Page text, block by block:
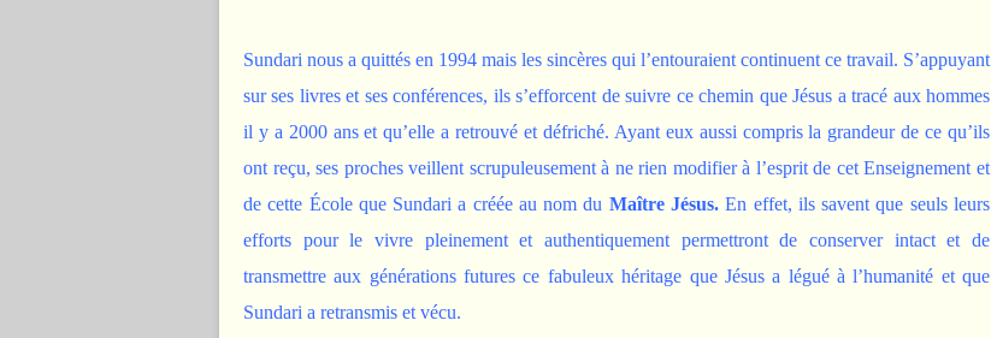
Sundari nous a quittés en 1994 mais les sincères qui l’entouraient continuent ce travail. S’appuyant
sur ses livres et ses conférences, ils s’efforcent de suivre ce chemin que Jésus a tracé aux hommes
il y a 2000 ans et qu’elle a retrouvé et défriché. Ayant eux aussi compris la grandeur de ce qu’ils
ont reçu, ses proches veillent scrupuleusement à ne rien modifier à l’esprit de cet Enseignement et
de cette École que Sundari a créée au nom du Maître Jésus. En effet, ils savent que seuls leurs
efforts pour le vivre pleinement et authentiquement permettront de conserver intact et de
transmettre aux générations futures ce fabuleux héritage que Jésus a légué à l’humanité et que
Sundari a retransmis et vécu.